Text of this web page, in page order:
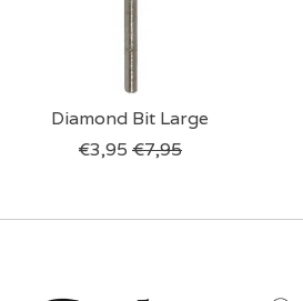
Diamond Bit Large
€3,95 €7,95